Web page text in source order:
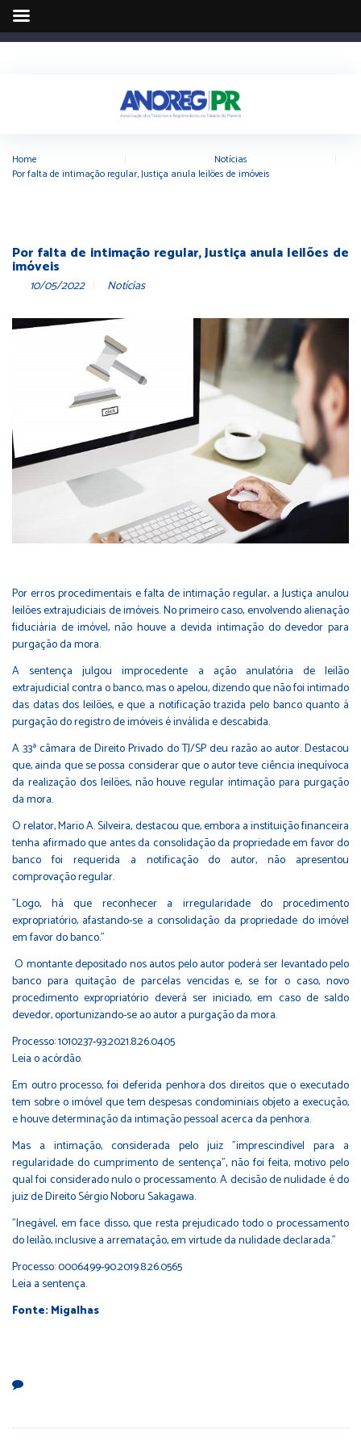
Home Notícias
Por falta de intimação regular, Justiça anula leilões de imóveis
Por falta de intimação regular, Justiça anula leilões de
imóveis
10/05/2022 Notícias
Por erros procedimentais e falta de intimação regular, a Justiça anulou
leilões extrajudiciais de imóveis. No primeiro caso, envolvendo alienação
fiduciária de imóvel, não houve a devida intimação do devedor para
purgação da mora.
A sentença julgou improcedente a ação anulatória de leilão
extrajudicial contra o banco, mas o apelou, dizendo que não foi intimado
das datas dos leilões, e que a notificação trazida pelo banco quanto à
purgação do registro de imóveis é inválida e descabida.
A 33ª câmara de Direito Privado do TJ/SP deu razão ao autor. Destacou
que, ainda que se possa considerar que o autor teve ciência inequívoca
da realização dos leilões, não houve regular intimação para purgação
da mora.
O relator, Mario A. Silveira, destacou que, embora a instituição financeira
tenha afirmado que antes da consolidação da propriedade em favor do
banco foi requerida a notificação do autor, não apresentou
comprovação regular.
"Logo, há que reconhecer a irregularidade do procedimento
expropriatório, afastando-se a consolidação da propriedade do imóvel
em favor do banco."
O montante depositado nos autos pelo autor poderá ser levantado pelo
banco para quitação de parcelas vencidas e, se for o caso, novo
procedimento expropriatório deverá ser iniciado, em caso de saldo
devedor, oportunizando-se ao autor a purgação da mora.
Processo:1010237-93.2021.8.26.0405
Leia o acórdão.
Em outro processo, foi deferida penhora dos direitos que o executado
tem sobre o imóvel que tem despesas condominiais objeto a execução,
e houve determinação da intimação pessoal acerca da penhora.
Mas a intimação, considerada pelo juiz "imprescindível para a
regularidade do cumprimento de sentença", não foi feita, motivo pelo
qual foi considerado nulo o processamento. A decisão de nulidade é do
juiz de Direito Sérgio Noboru Sakagawa.
"Inegável, em face disso, que resta prejudicado todo o processamento
do leilão, inclusive a arrematação, em virtude da nulidade declarada."
Processo:0006499-90.2019.8.26.0565
Leia a sentença.
Fonte: Migalhas